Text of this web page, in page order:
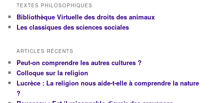
TEXTES PHILOSOPHIQUES
Bibliothèque Virtuelle des droits des animaux
Les classiques des sciences sociales
ARTICLES RÉCENTS
Peut-on comprendre les autres cultures ?
Colloque sur la religion
Lucrèce : La religion nous aide-t-elle à comprendre la nature
?